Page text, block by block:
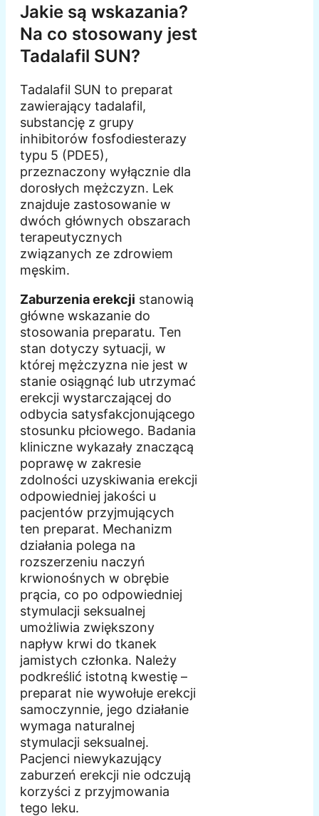
Jakie są wskazania?
Na co stosowany jest
Tadalafil SUN?
Tadalafil SUN to preparat
zawierający tadalafil,
substancję z grupy
inhibitorów fosfodiesterazy
typu 5 (PDE5),
przeznaczony wyłącznie dla
dorosłych mężczyzn. Lek
znajduje zastosowanie w
dwóch głównych obszarach
terapeutycznych
związanych ze zdrowiem
męskim.
Zaburzenia erekcji stanowią
główne wskazanie do
stosowania preparatu. Ten
stan dotyczy sytuacji, w
której mężczyzna nie jest w
stanie osiągnąć lub utrzymać
erekcji wystarczającej do
odbycia satysfakcjonującego
stosunku płciowego. Badania
kliniczne wykazały znaczącą
poprawę w zakresie
zdolności uzyskiwania erekcji
odpowiedniej jakości u
pacjentów przyjmujących
ten preparat. Mechanizm
działania polega na
rozszerzeniu naczyń
krwionośnych w obrębie
prącia, co po odpowiedniej
stymulacji seksualnej
umożliwia zwiększony
napływ krwi do tkanek
jamistych członka. Należy
podkreślić istotną kwestię –
preparat nie wywołuje erekcji
samoczynnie, jego działanie
wymaga naturalnej
stymulacji seksualnej.
Pacjenci niewykazujący
zaburzeń erekcji nie odczują
korzyści z przyjmowania
tego leku.